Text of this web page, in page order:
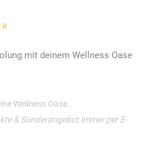
mit deinem Wellness Oase
Wellness Oase.
& Sonderangebot immer per E-